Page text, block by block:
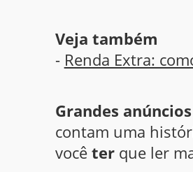
Veja também
- Renda Extra:
Grandes
contam uma
você terque ler